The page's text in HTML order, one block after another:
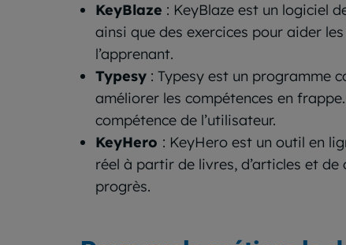
KeyBlaze : KeyBlaze est un logiciel
ainsi que des exercices pour aider
l’apprenant.
Typesy : Typesy est un programme
améliorer les compétences en
compétence de l’utilisateur.
KeyHero : KeyHero est un outil en
réel à partir de livres, d’articles et
progrès.